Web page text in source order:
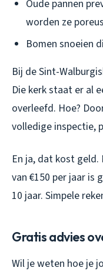
Oude pannen
worden ze
Bomen snoeien
Bij de Sint-
Die kerk staat er al
overleefd. Hoe?
volledige inspectie,
En ja, dat kost
van €150 per jaar is
10 jaar. Simpele
Gratis advies
Wil je weten hoe je